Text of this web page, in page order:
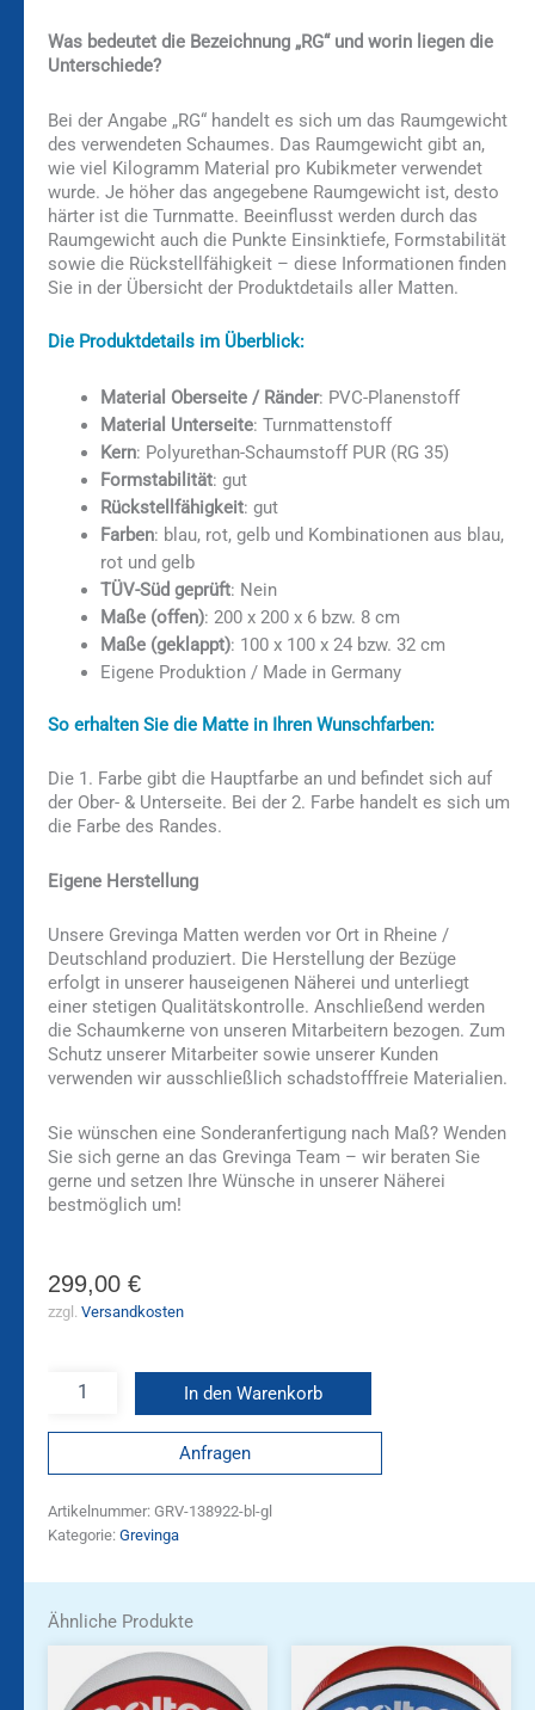
Was bedeutet die Bezeichnung „RG“ und worin liegen die
Unterschiede?
Bei der Angabe „RG“ handelt es sich um das Raumgewicht
des verwendeten Schaumes. Das Raumgewicht gibt an,
wie viel Kilogramm Material pro Kubikmeter verwendet
wurde. Je höher das angegebene Raumgewicht ist, desto
härter ist die Turnmatte. Beeinflusst werden durch das
Raumgewicht auch die Punkte Einsinktiefe, Formstabilität
sowie die Rückstellfähigkeit – diese Informationen finden
Sie in der Übersicht der Produktdetails aller Matten.
Die Produktdetails im Überblick:
Material Oberseite / Ränder: PVC-Planenstoff
Material Unterseite: Turnmattenstoff
Kern: Polyurethan-Schaumstoff PUR (RG 35)
Formstabilität: gut
Rückstellfähigkeit: gut
Farben: blau, rot, gelb und Kombinationen aus blau,
rot und gelb
TÜV-Süd geprüft: Nein
Maße (offen): 200 x 200 x 6 bzw. 8 cm
Maße (geklappt): 100 x 100 x 24 bzw. 32 cm
Eigene Produktion / Made in Germany
So erhalten Sie die Matte in Ihren Wunschfarben:
Die 1. Farbe gibt die Hauptfarbe an und befindet sich auf
der Ober- & Unterseite. Bei der 2. Farbe handelt es sich um
die Farbe des Randes.
Eigene Herstellung
Unsere Grevinga Matten werden vor Ort in Rheine /
Deutschland produziert. Die Herstellung der Bezüge
erfolgt in unserer hauseigenen Näherei und unterliegt
einer stetigen Qualitätskontrolle. Anschließend werden
die Schaumkerne von unseren Mitarbeitern bezogen. Zum
Schutz unserer Mitarbeiter sowie unserer Kunden
verwenden wir ausschließlich schadstofffreie Materialien.
Sie wünschen eine Sonderanfertigung nach Maß? Wenden
Sie sich gerne an das Grevinga Team – wir beraten Sie
gerne und setzen Ihre Wünsche in unserer Näherei
bestmöglich um!
299,00 €
zzgl. Versandkosten
In den Warenkorb
Anfragen
Artikelnummer: GRV-138922-bl-gl
Kategorie: Grevinga
Ähnliche Produkte